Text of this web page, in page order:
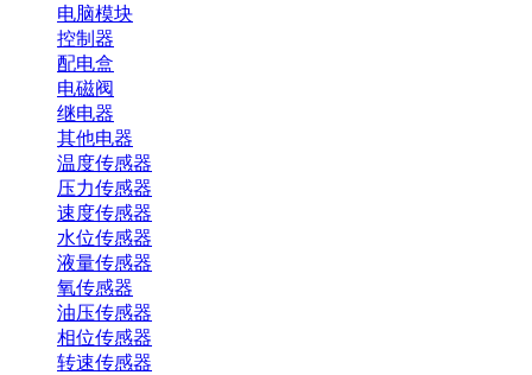
电脑模块
控制器
配电盒
电磁阀
继电器
其他电器
温度传感器
压力传感器
速度传感器
水位传感器
液量传感器
氧传感器
油压传感器
相位传感器
转速传感器